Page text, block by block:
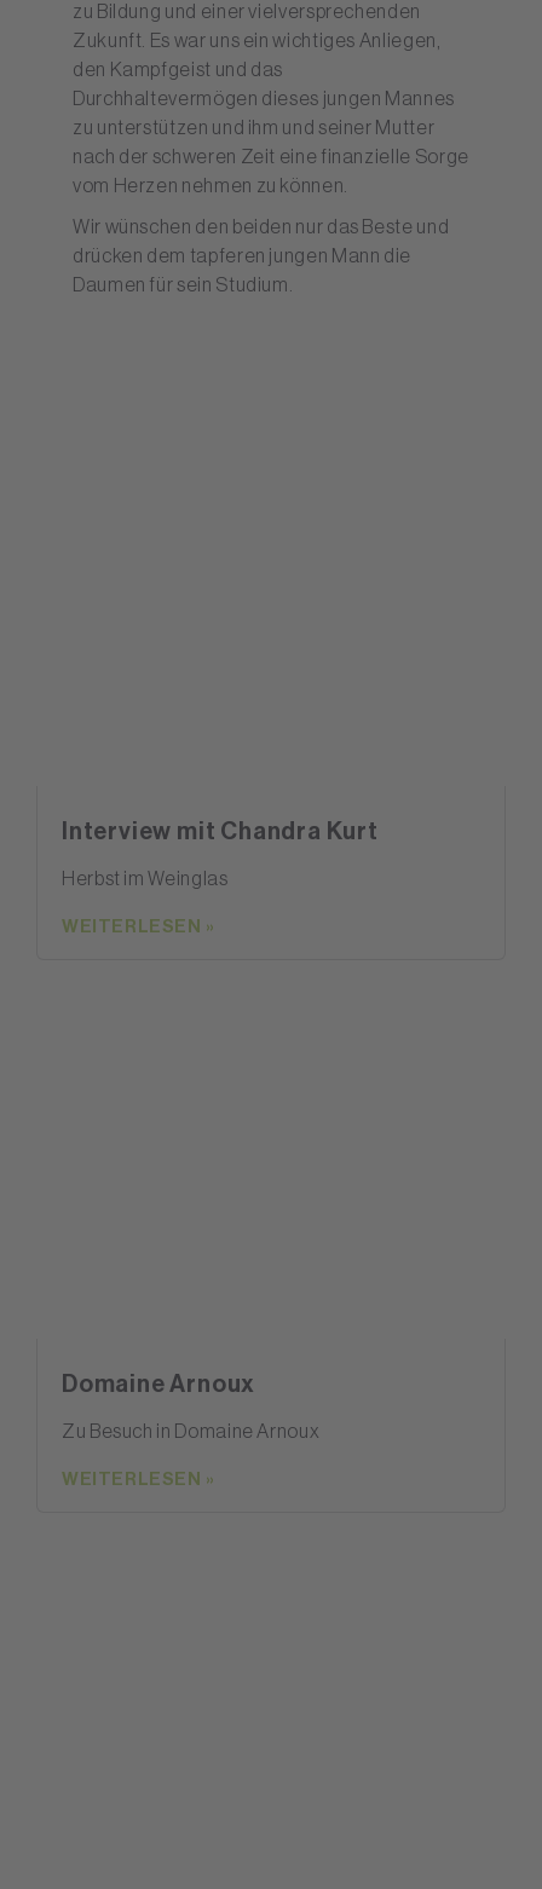
zu Bildung und einer vielversprechenden
Zukunft. Es war uns ein wichtiges Anliegen,
den Kampfgeist und das
Durchhaltevermögen dieses jungen Mannes
zu unterstützen und ihm und seiner Mutter
nach der schweren Zeit eine finanzielle Sorge
vom Herzen nehmen zu können.
Wir wünschen den beiden nur das Beste und
drücken dem tapferen jungen Mann die
Daumen für sein Studium.
Interview mit Chandra Kurt
Herbst im Weinglas
WEITERLESEN »
Domaine Arnoux
Zu Besuch in Domaine Arnoux
WEITERLESEN »